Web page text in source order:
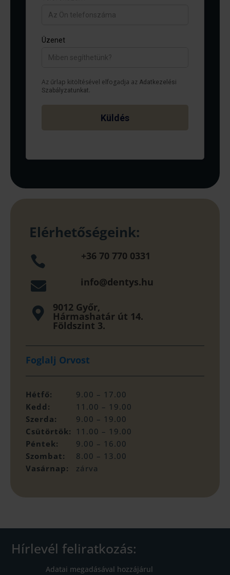
Elérhetőségeink:
 +36 70 770 0331
 info@dentys.hu
 9012 Győr,
Hármashatár út 14.
Földszint 3.
Foglalj Orvost
Hétfő:
9.00 – 17.00
Kedd:
11.00 – 19.00
Szerda:
9.00 – 19.00
Csütörtök:
11.00 – 19.00
Péntek:
9.00 – 16.00
Szombat:
8.00 – 13.00
Vasárnap:
zárva
Hírlevél feliratkozás:
Adatai megadásával hozzájárul